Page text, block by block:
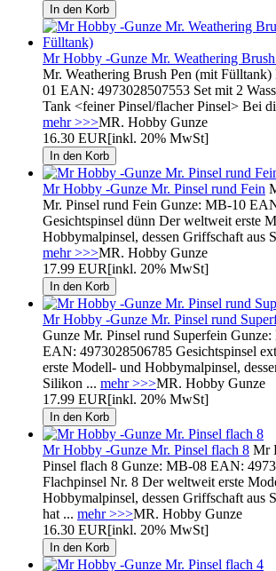
Mr Hobby -Gunze Mr. Weathering
Mr. Weathering Brush Pen (mit
01 EAN: 4973028507553 Set mit 2
Tank <feiner Pinsel/flacher Pinsel> Bei
mehr >>>MR. Hobby Gunze
16.30 EUR[inkl. 20% MwSt]
Mr Hobby -Gunze Mr. Pinsel rund Fein
Mr. Pinsel rund Fein Gunze: MB-10
Gesichtspinsel dünn Der weltweit erste
Hobbymalpinsel, dessen Griffschaft aus
mehr >>>MR. Hobby Gunze
17.99 EUR[inkl. 20% MwSt]
Mr Hobby -Gunze Mr. Pinsel rund
Gunze Mr. Pinsel rund Superfein
EAN: 4973028506785 Gesichtspinsel
erste Modell- und Hobbymalpinsel,
Silikon ... mehr >>>MR. Hobby Gunze
17.99 EUR[inkl. 20% MwSt]
Mr Hobby -Gunze Mr. Pinsel flach 8 Mr
Pinsel flach 8 Gunze: MB-08 EAN:
Flachpinsel Nr. 8 Der weltweit erste
Hobbymalpinsel, dessen Griffschaft aus
hat ... mehr >>>MR. Hobby Gunze
16.30 EUR[inkl. 20% MwSt]